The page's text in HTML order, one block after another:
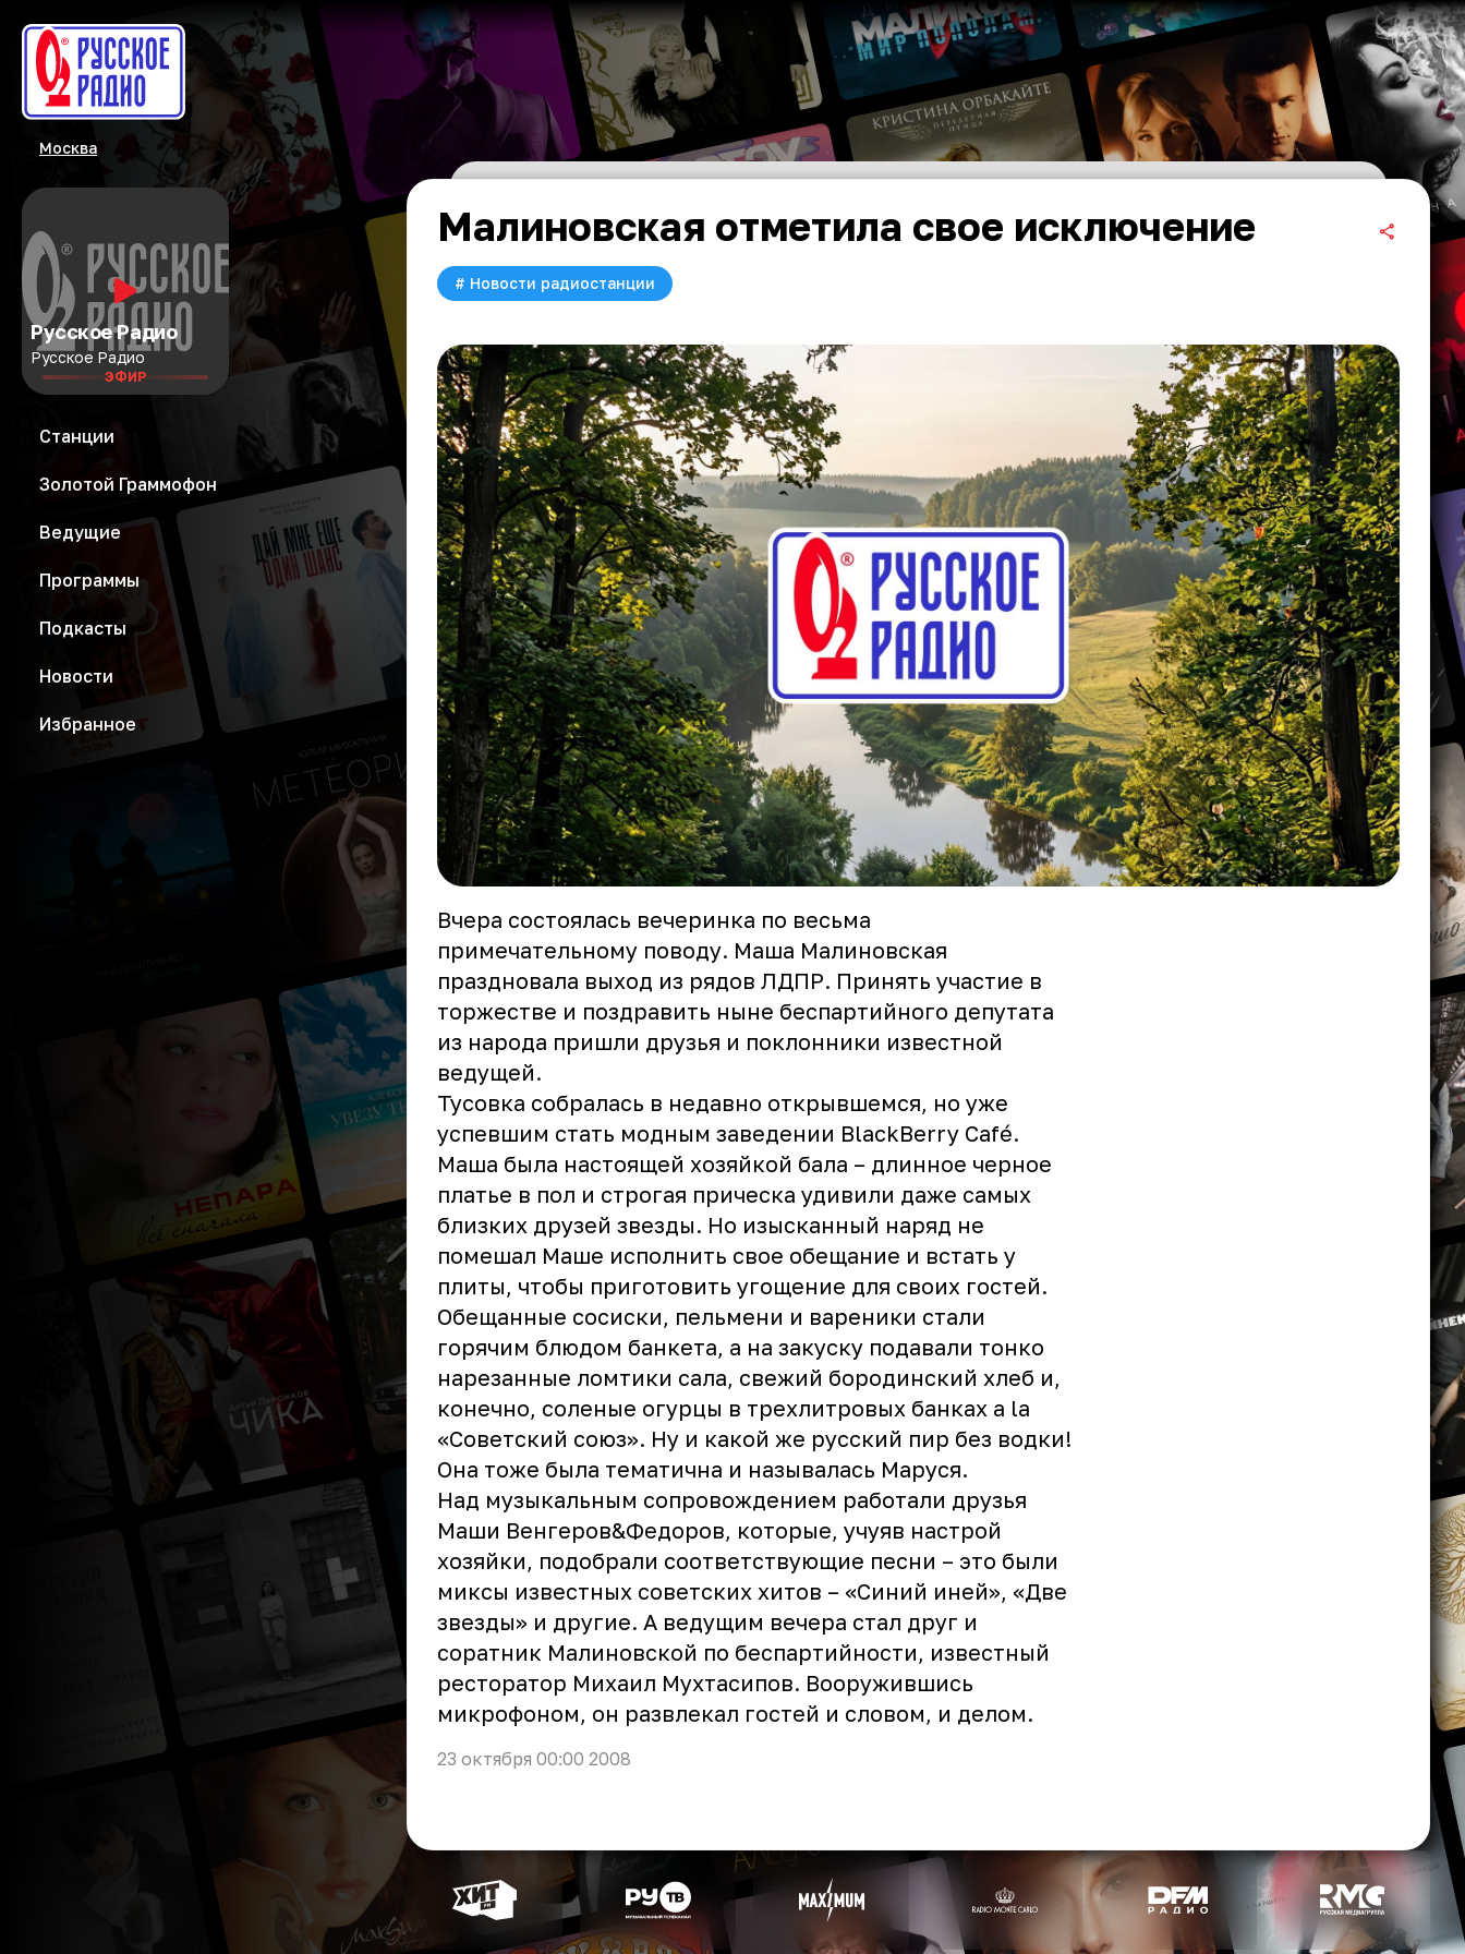
Москва
Русское Радио
Русское Радио
ЭФИР
Станции
Золотой Граммофон
Ведущие
Программы
Подкасты
Новости
Избранное
Малиновская отметила свое исключение
# Новости радиостанции
Вчера состоялась вечеринка по весьма
примечательному поводу. Маша Малиновская
праздновала выход из рядов ЛДПР. Принять участие в
торжестве и поздравить ныне беспартийного депутата
из народа пришли друзья и поклонники известной
ведущей.
Тусовка собралась в недавно открывшемся, но уже
успевшим стать модным заведении BlackBerry Café.
Маша была настоящей хозяйкой бала – длинное черное
платье в пол и строгая прическа удивили даже самых
близких друзей звезды. Но изысканный наряд не
помешал Маше исполнить свое обещание и встать у
плиты, чтобы приготовить угощение для своих гостей.
Обещанные сосиски, пельмени и вареники стали
горячим блюдом банкета, а на закуску подавали тонко
нарезанные ломтики сала, свежий бородинский хлеб и,
конечно, соленые огурцы в трехлитровых банках а la
«Советский союз». Ну и какой же русский пир без водки!
Она тоже была тематична и называлась Маруся.
Над музыкальным сопровождением работали друзья
Маши Венгеров&Федоров, которые, учуяв настрой
хозяйки, подобрали соответствующие песни – это были
миксы известных советских хитов – «Синий иней», «Две
звезды» и другие. А ведущим вечера стал друг и
соратник Малиновской по беспартийности, известный
ресторатор Михаил Мухтасипов. Вооружившись
микрофоном, он развлекал гостей и словом, и делом.
23 октября 00:00 2008